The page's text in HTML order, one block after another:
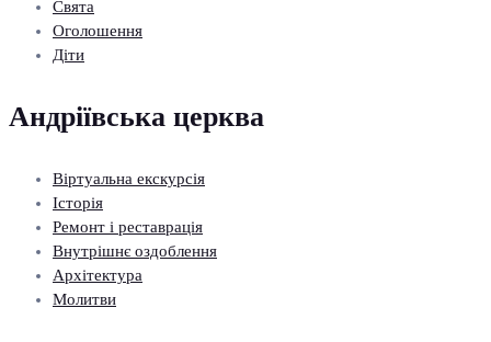
Свята
Оголошення
Діти
Андріївська церква
Віртуальна екскурсія
Історія
Ремонт і реставрація
Внутрішнє оздоблення
Архітектура
Молитви